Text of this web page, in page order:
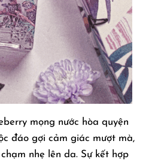
mọng nước hòa quyện
đáo gợi cảm giác mượt mà,
nhẹ lên da. Sự kết hợp